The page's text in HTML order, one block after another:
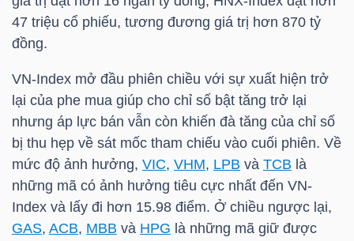
47 triệu cổ phiếu, tương đương giá trị hơn 870 tỷ
đồng.
VN-Index mở đầu phiên chiều với sự xuất hiện trở
lại của phe mua giúp cho chỉ số bật tăng trở lại
nhưng áp lực bán vẫn còn khiến đà tăng của chỉ số
bị thu hẹp về sát mốc tham chiếu vào cuối phiên. Về
mức độ ảnh hưởng, VIC, VHM, LPB và TCB là
những mã có ảnh hưởng tiêu cực nhất đến VN-
Index và lấy đi hơn 15.98 điểm. Ở chiều ngược lại,
GAS, ACB, MBB và HPG là những mã giữ được
HÀNG
HÓA
KINH
TẾ